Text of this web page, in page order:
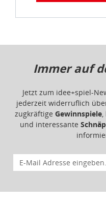
Immer auf
Jetzt zum idee+spiel-
jederzeit widerruflich
zugkräftige Gewinnspiele
und interessante
E-Mail für